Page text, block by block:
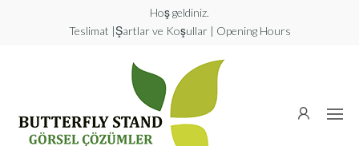
Hoş geldiniz.
Teslimat |Şartlar ve Koşullar | Opening Hours
Görsel